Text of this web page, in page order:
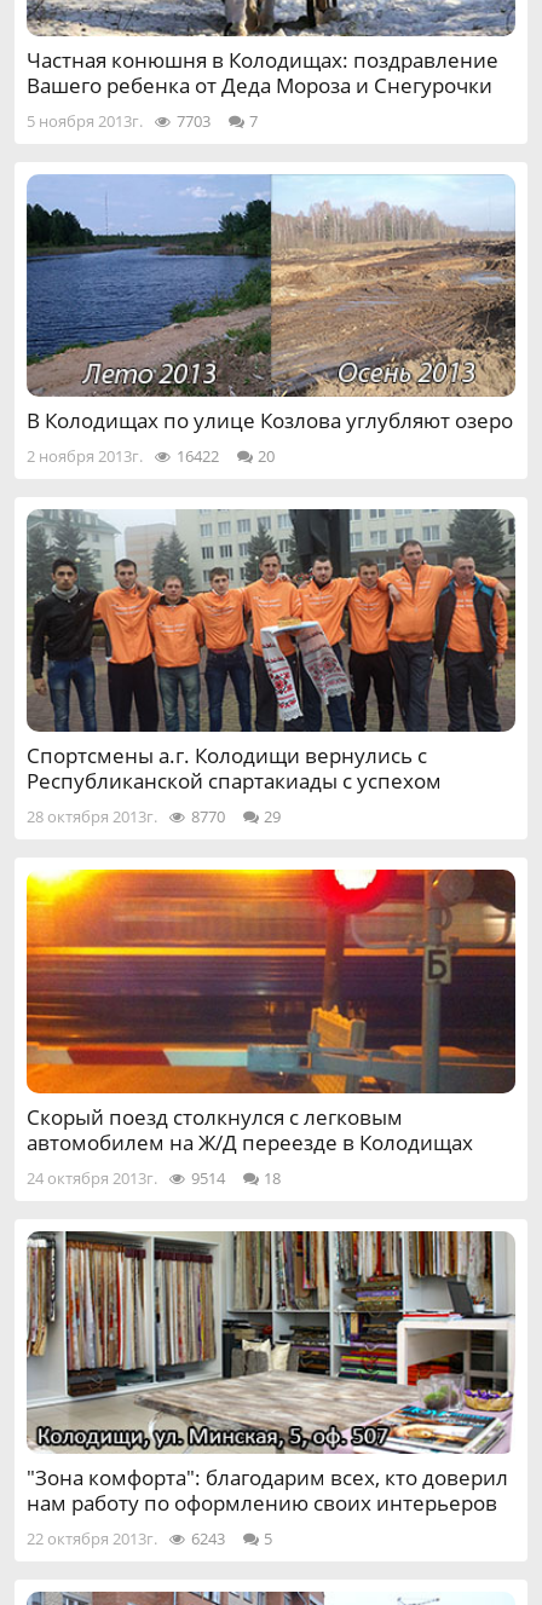
Частная конюшня в Колодищах: поздравление
Вашего ребенка от Деда Мороза и Снегурочки
5 ноября 2013г. 7703 7
В Колодищах по улице Козлова углубляют озеро
2 ноября 2013г. 16422 20
Спортсмены а.г. Колодищи вернулись с
Республиканской спартакиады с успехом
28 октября 2013г. 8770 29
Скорый поезд столкнулся с легковым
автомобилем на Ж/Д переезде в Колодищах
24 октября 2013г. 9514 18
"Зона комфорта": благодарим всех, кто доверил
нам работу по оформлению своих интерьеров
22 октября 2013г. 6243 5